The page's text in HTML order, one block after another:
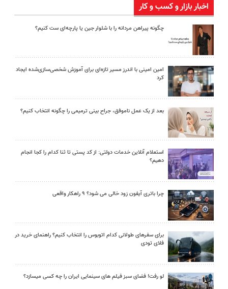
اخبار بازار و کسب و کار
چگونه پیراهن مردانه را با شلوار جین یا پارچه‌ای ست کنیم؟
امین امینی با اندرز مسیر تازه‌ای برای آموزش شخصی‌سازی‌شده ایجاد
کرد
بعد از یک عمل ناموفق، جراح بینی ترمیمی را چگونه انتخاب کنیم؟
استعلام آنلاین خدمات دولتی: از کد پستی تا ثنا کدام را کجا انجام
دهیم؟
چرا باتری آیفون زود خالی می شود؟ ۹ راهکار واقعی
برای سفرهای طولانی کدام اتوبوس را انتخاب کنیم؟ راهنمای خرید در
فلای تودی
لو رفت! فضای سبز فیلم های سینمایی ایران را چه کسی میسازد؟